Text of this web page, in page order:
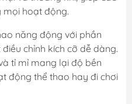
mọi hoạt động.
năng động với phần
chỉnh kích cỡ dễ dàng.
tỉ mỉ mang lại độ bền
động thể thao hay đi chơi